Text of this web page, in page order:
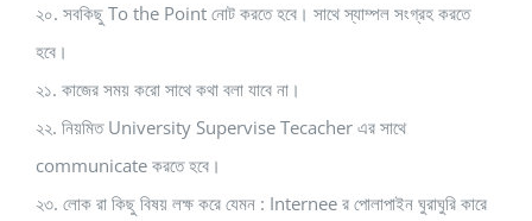
২০. সবকিছু To the Point নোট করতে হবে। সাথে স্যাম্পল সংগ্রহ করতে
হবে।
২১. কাজের সময় করো সাথে কথা বলা যাবে না।
২২. নিয়মিত University Supervise Tecacher এর সাথে
communicate করতে হবে।
২৩. লোক রা কিছু বিষয় লক্ষ করে যেমন : Internee র পোলাপাইন ঘুরাঘুরি কারে